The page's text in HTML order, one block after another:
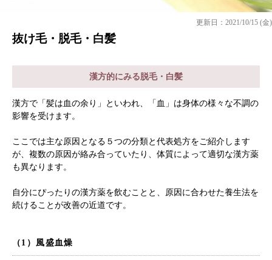
更新日：2021/10/15 (金)
抜け毛・脱毛・白髪
漢方的にみる脱毛・白髪
漢方で「髪は血の余り」といわれ、「血」は身体の様々な不調の
影響を受けます。
ここでは主な原因となる５つの分類と代表処方をご紹介します
が、複数の原因が絡み合っていたり、体質によって適切な漢方薬
も異なります。
自分にぴったりの漢方薬を飲むことと、原因に合わせた養生法を
続けることが改善の近道です。
（1）風盛血燥